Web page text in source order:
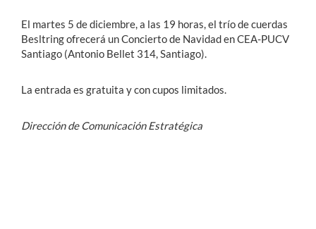
El martes 5 de diciembre, a las 19 horas, el trío de cuerdas
Besltring ofrecerá un Concierto de Navidad en CEA-PUCV
Santiago (Antonio Bellet 314, Santiago).
La entrada es gratuita y con cupos limitados.
Dirección de Comunicación Estratégica